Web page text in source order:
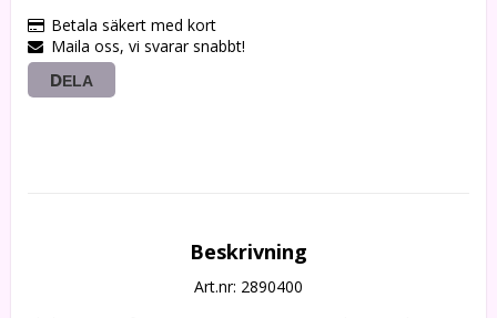
Betala säkert med kort
Maila oss, vi svarar snabbt!
DELA
Beskrivning
Art.nr: 2890400